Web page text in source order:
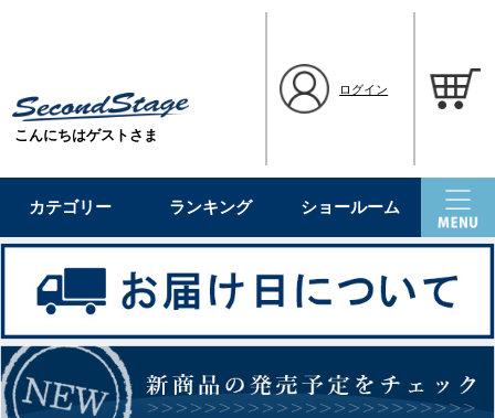
こんにちはゲストさま
ログイン
カテゴリー ランキング ショールーム